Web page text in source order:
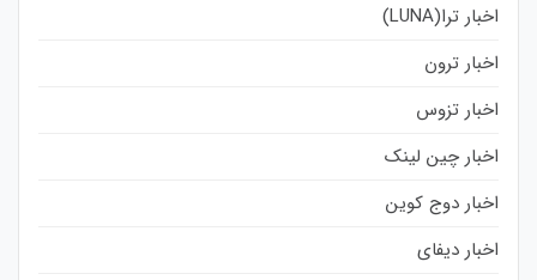
اخبار ترا(LUNA)
اخبار ترون
اخبار تزوس
اخبار چین لینک
اخبار دوج کوین
اخبار دیفای